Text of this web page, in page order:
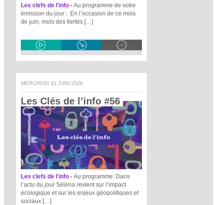
Les clefs de l'info - Au programme de votre
émission du jour : En l’occasion de ce mois
de juin, mois des fiertés […]
MERCREDI 10 JUIN 2026
Les Clés de l’info #56
Les clefs de l'info - Au programme: Dans
l’actu du jour Séléna revient sur l’impact
écologique et sur les enjeux géopolitiques et
sociaux […]